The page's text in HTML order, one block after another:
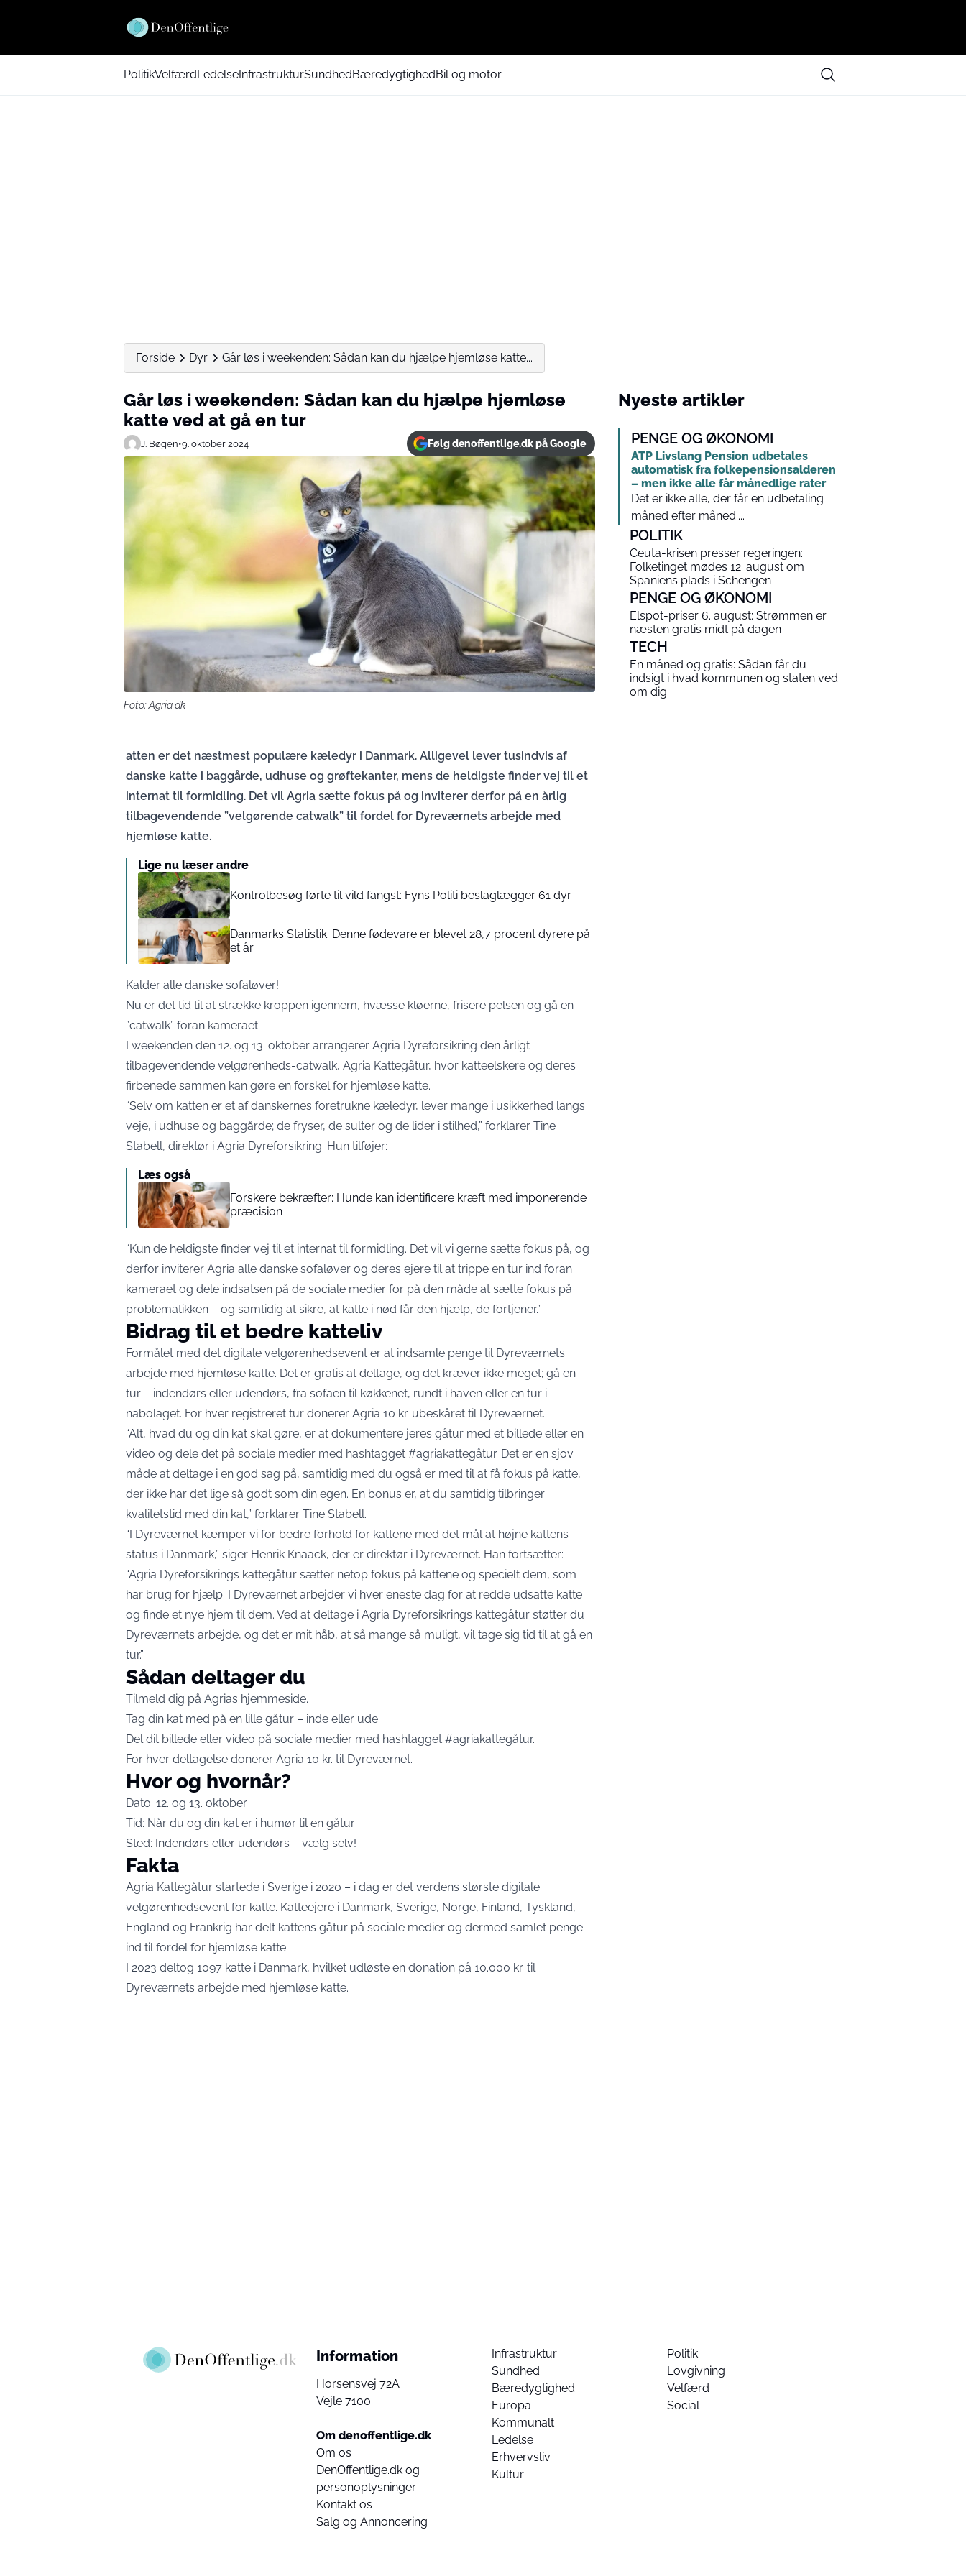
PolitikVelfærdLedelseInfrastrukturSundhedBæredygtighedBil og motor
Forside Dyr Går løs i weekenden: Sådan kan du hjælpe hjemløse katte...
Går løs i weekenden: Sådan kan du hjælpe hjemløse
katte ved at gå en tur
J. Bøgen•9. oktober 2024 Følg denoffentlige.dk på Google
Foto: Agria.dk
atten er det næstmest populære kæledyr i Danmark. Alligevel lever tusindvis af
danske katte i baggårde, udhuse og grøftekanter, mens de heldigste finder vej til et
internat til formidling. Det vil Agria sætte fokus på og inviterer derfor på en årlig
tilbagevendende ”velgørende catwalk” til fordel for Dyreværnets arbejde med
hjemløse katte.
Lige nu læser andre
Kontrolbesøg førte til vild fangst: Fyns Politi beslaglægger 61 dyr
Danmarks Statistik: Denne fødevare er blevet 28,7 procent dyrere på
et år
Kalder alle danske sofaløver!
Nu er det tid til at strække kroppen igennem, hvæsse kløerne, frisere pelsen og gå en
”catwalk” foran kameraet:
I weekenden den 12. og 13. oktober arrangerer Agria Dyreforsikring den årligt
tilbagevendende velgørenheds-catwalk, Agria Kattegåtur, hvor katteelskere og deres
firbenede sammen kan gøre en forskel for hjemløse katte.
“Selv om katten er et af danskernes foretrukne kæledyr, lever mange i usikkerhed langs
veje, i udhuse og baggårde; de fryser, de sulter og de lider i stilhed,” forklarer Tine
Stabell, direktør i Agria Dyreforsikring. Hun tilføjer:
Læs også
Forskere bekræfter: Hunde kan identificere kræft med imponerende
præcision
“Kun de heldigste finder vej til et internat til formidling. Det vil vi gerne sætte fokus på, og
derfor inviterer Agria alle danske sofaløver og deres ejere til at trippe en tur ind foran
kameraet og dele indsatsen på de sociale medier for på den måde at sætte fokus på
problematikken – og samtidig at sikre, at katte i nød får den hjælp, de fortjener.”
Bidrag til et bedre katteliv
Formålet med det digitale velgørenhedsevent er at indsamle penge til Dyreværnets
arbejde med hjemløse katte. Det er gratis at deltage, og det kræver ikke meget; gå en
tur – indendørs eller udendørs, fra sofaen til køkkenet, rundt i haven eller en tur i
nabolaget. For hver registreret tur donerer Agria 10 kr. ubeskåret til Dyreværnet.
“Alt, hvad du og din kat skal gøre, er at dokumentere jeres gåtur med et billede eller en
video og dele det på sociale medier med hashtagget #agriakattegåtur. Det er en sjov
måde at deltage i en god sag på, samtidig med du også er med til at få fokus på katte,
der ikke har det lige så godt som din egen. En bonus er, at du samtidig tilbringer
kvalitetstid med din kat,” forklarer Tine Stabell.
“I Dyreværnet kæmper vi for bedre forhold for kattene med det mål at højne kattens
status i Danmark,” siger Henrik Knaack, der er direktør i Dyreværnet. Han fortsætter:
“Agria Dyreforsikrings kattegåtur sætter netop fokus på kattene og specielt dem, som
har brug for hjælp. I Dyreværnet arbejder vi hver eneste dag for at redde udsatte katte
og finde et nye hjem til dem. Ved at deltage i Agria Dyreforsikrings kattegåtur støtter du
Dyreværnets arbejde, og det er mit håb, at så mange så muligt, vil tage sig tid til at gå en
tur.”
Sådan deltager du
Tilmeld dig på Agrias hjemmeside.
Tag din kat med på en lille gåtur – inde eller ude.
Del dit billede eller video på sociale medier med hashtagget #agriakattegåtur.
For hver deltagelse donerer Agria 10 kr. til Dyreværnet.
Hvor og hvornår?
Dato: 12. og 13. oktober
Tid: Når du og din kat er i humør til en gåtur
Sted: Indendørs eller udendørs – vælg selv!
Fakta
Agria Kattegåtur startede i Sverige i 2020 – i dag er det verdens største digitale
velgørenhedsevent for katte. Katteejere i Danmark, Sverige, Norge, Finland, Tyskland,
England og Frankrig har delt kattens gåtur på sociale medier og dermed samlet penge
ind til fordel for hjemløse katte.
I 2023 deltog 1097 katte i Danmark, hvilket udløste en donation på 10.000 kr. til
Dyreværnets arbejde med hjemløse katte.
Nyeste artikler
PENGE OG ØKONOMI
ATP Livslang Pension udbetales
automatisk fra folkepensionsalderen
– men ikke alle får månedlige rater
Det er ikke alle, der får en udbetaling
måned efter måned....
POLITIK
Ceuta-krisen presser regeringen:
Folketinget mødes 12. august om
Spaniens plads i Schengen
PENGE OG ØKONOMI
Elspot-priser 6. august: Strømmen er
næsten gratis midt på dagen
TECH
En måned og gratis: Sådan får du
indsigt i hvad kommunen og staten ved
om dig
Information
Horsensvej 72A
Vejle 7100
Om denoffentlige.dk
Om os
DenOffentlige.dk og
personoplysninger
Kontakt os
Salg og Annoncering
Infrastruktur
Sundhed
Bæredygtighed
Europa
Kommunalt
Ledelse
Erhvervsliv
Kultur
Politik
Lovgivning
Velfærd
Social